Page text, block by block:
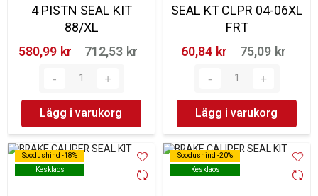
4 PISTN SEAL KIT
88/XL
580,99 kr‎
712,53 kr‎
Lägg i varukorg
SEAL KT CLPR 04-06XL
FRT
60,84 kr‎
75,09 kr‎
Lägg i varukorg
Soodushind -18%
Kesklaos
Soodushind -18%
Kesklaos
Soodushind -20%
Kesklaos
Soodushind -20%
Kesklaos